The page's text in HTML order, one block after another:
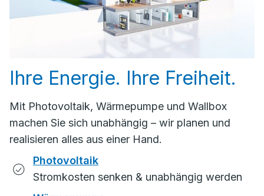
Ihre Energie. Ihre Freiheit.
Mit Photovoltaik, Wärmepumpe und Wallbox
machen Sie sich unabhängig – wir planen und
realisieren alles aus einer Hand.
Photovoltaik
Stromkosten senken & unabhängig werden